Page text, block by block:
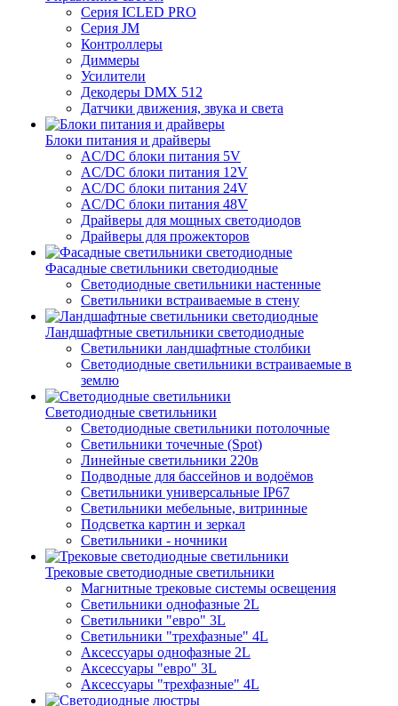
Серия ICLED PRO
Серия JM
Контроллеры
Диммеры
Усилители
Декодеры DMX 512
Датчики движения, звука и света
Блоки питания и драйверы
AC/DC блоки питания 5V
AC/DC блоки питания 12V
AC/DC блоки питания 24V
AC/DC блоки питания 48V
Драйверы для мощных светодиодов
Драйверы для прожекторов
Фасадные светильники светодиодные
Светодиодные светильники настенные
Светильники встраиваемые в стену
Ландшафтные светильники светодиодные
Светильники ландшафтные столбики
Светодиодные светильники встраиваемые в
землю
Светодиодные светильники
Светодиодные светильники потолочные
Светильники точечные (Spot)
Линейные светильники 220в
Подводные для бассейнов и водоёмов
Светильники универсальные IP67
Светильники мебельные, витринные
Подсветка картин и зеркал
Светильники - ночники
Трековые светодиодные светильники
Магнитные трековые системы освещения
Светильники однофазные 2L
Светильники "евро" 3L
Светильники "трехфазные" 4L
Аксессуары однофазные 2L
Аксессуары "евро" 3L
Аксессуары "трехфазные" 4L